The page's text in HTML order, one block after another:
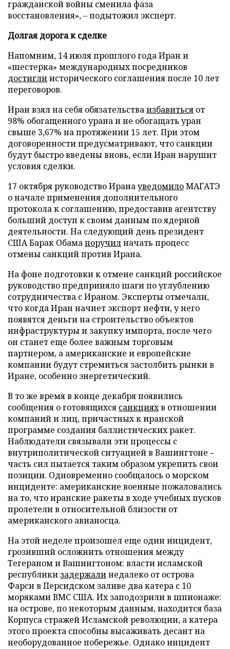
гражданской войны сменила фаза
восстановления», – подытожил эксперт.
Долгая дорога к сделке
Напомним, 14 июля прошлого года Иран и
«шестерка» международных посредников
достиглиисторического соглашения после 10 лет
переговоров.
Иран взял на себя обязательстваизбавиться от
98% обогащенного урана и не обогащать уран
свыше 3,67% на протяжении 15 лет. При этом
договоренности предусматривают, что санкции
будут быстро введены вновь, если Иран нарушит
условия сделки.
17 октября руководство ИранауведомилоМАГАТЭ
о начале применения дополнительного
протокола к соглашению, предоставив агентству
больший доступ к своим данным по ядерной
деятельности. На следующий день президент
США Барак Обамапоручилначать процесс
отмены санкций против Ирана.
На фоне подготовки к отмене санкций российское
руководство предприняло шаги по углублению
сотрудничества с Ираном. Эксперты отмечали,
что когда Иран начнет экспорт нефти, у него
появятся деньги на строительство объектов
инфраструктуры и закупку импорта, после чего
он станет еще более важным торговым
партнером, а американские и европейские
компании будут стремиться застолбить рынки в
Иране, особенно энергетический.
В то же время в конце декабря появились
сообщения о готовящихся санкцияхв отношении
компаний и лиц, причастных к иранской
программе создания баллистических ракет.
Наблюдатели связывали эти процессы с
внутриполитической ситуацией в Вашингтоне –
часть сил пытается таким образом укрепить свои
позиции. Одновременно сообщалось о морском
инциденте: американские военные пожаловались
на то, что иранские ракеты в ходе учебных пусков
пролетели в относительной близости от
американского авианосца.
На этой неделе произошел еще один инцидент,
грозивший осложнить отношения между
Тегераном и Вашингтоном: власти исламской
республики задержалинедалеко от острова
Фарси в Персидском заливе два катера с 10
моряками ВМС США. Их заподозрили в шпионаже:
на острове, по некоторым данным, находится база
Корпуса стражей Исламской революции, а катера
этого проекта способны высаживать десант на
необорудованное побережье. Однако инцидент